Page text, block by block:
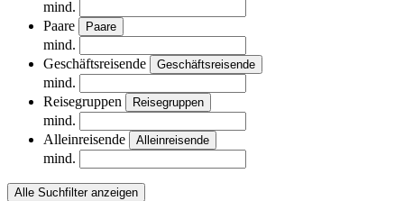
mind.
Paare
Paare
mind.
Geschäftsreisende
Geschäftsreisende
mind.
Reisegruppen
Reisegruppen
mind.
Alleinreisende
Alleinreisende
mind.
Alle Suchfilter anzeigen